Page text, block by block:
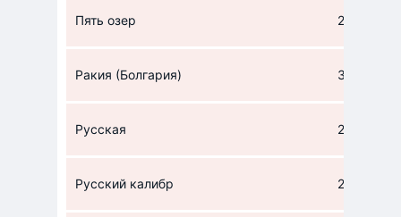
Пять озер 224
Ракия (Болгария) 302
Русская 224
Русский калибр 225